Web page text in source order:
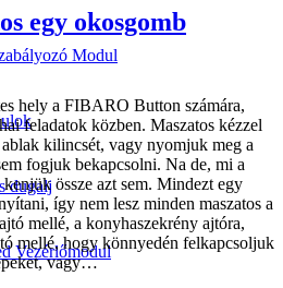
Modul
dugalj
Vezérlőmodul
egy okosgomb
hely a FIBARO Button számára,
feladatok közben. Maszatos kézzel
kilincsét, vagy nyomjuk meg a
fogjuk bekapcsolni. Na de, mi a
össze azt sem. Mindezt egy
így nem lesz minden maszatos a
mellé, a konyhaszekrény ajtóra,
mellé, hogy könnyedén felkapcsoljuk
vagy…